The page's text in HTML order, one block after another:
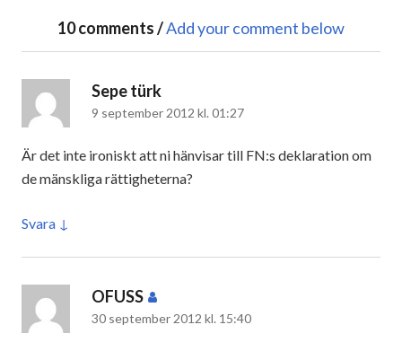
10 comments /Add your comment below
Sepe türk
9 september 2012 kl. 01:27
Är det inte ironiskt att ni hänvisar till FN:s deklaration om
de mänskliga rättigheterna?
Svara
OFUSS
30 september 2012 kl. 15:40